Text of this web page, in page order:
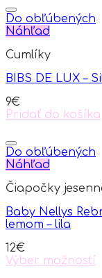
Do obľúbených
Náhľad
Cumlíky
BIBS DE LUX –
9€
Pridať do košíka
Do obľúbených
Náhľad
Čiapočky
Baby Nellys
lemom – lila
12€
Výber možností